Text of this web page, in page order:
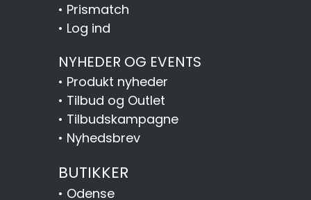
• Prismatch
• Log ind
NYHEDER OG EVENTS
• Produkt nyheder
• Tilbud og Outlet
• Tilbudskampagne
• Nyhedsbrev
BUTIKKER
• Odense